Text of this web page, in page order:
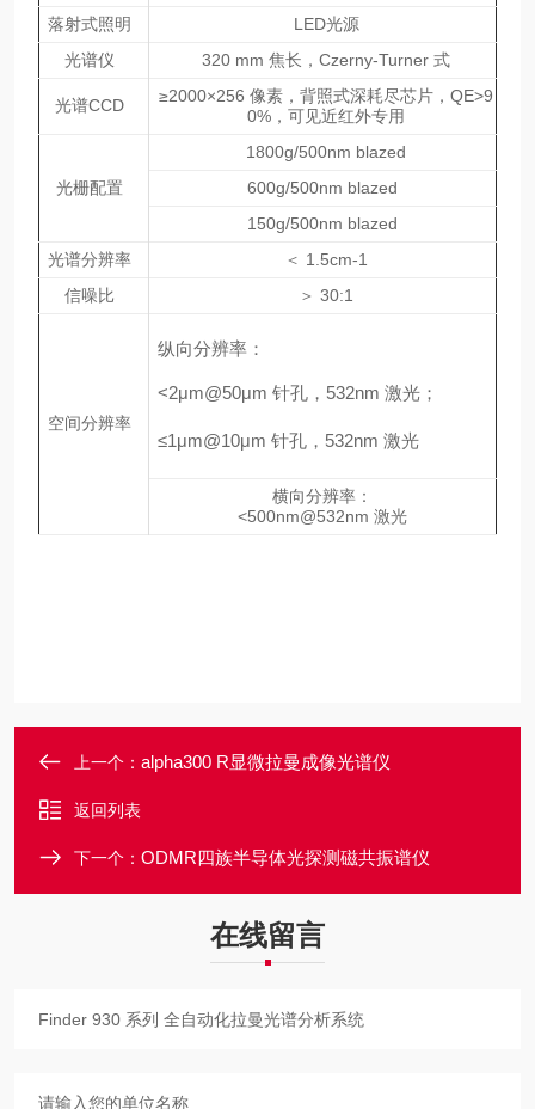
落射式照明
LED光源
光谱仪
320 mm 焦长，Czerny-Turner 式
光谱CCD
≥2000×256 像素，背照式深耗尽芯片，QE>9
0%，可见近红外专用
光栅配置
1800g/500nm blazed
600g/500nm blazed
150g/500nm blazed
光谱分辨率
＜ 1.5cm-1
信噪比
＞ 30:1
空间分辨率
纵向分辨率：
<2μm@50μm 针孔，532nm 激光；
≤1μm@10μm 针孔，532nm 激光
横向分辨率：
<500nm@532nm 激光
上一个： alpha300 R显微拉曼成像光谱仪
返回列表
下一个： ODMR四族半导体光探测磁共振谱仪
在线留言